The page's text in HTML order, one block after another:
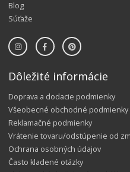
Blog
Súťaže
Dôležité informácie
Doprava a dodacie podmienky
Všeobecné obchodné podmienky
Reklamačné podmienky
Vrátenie tovaru/odstúpenie od
Ochrana osobných údajov
Často kladené otázky